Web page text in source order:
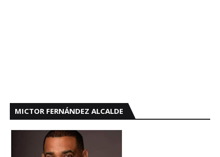
MICTOR FERNÁNDEZ ALCALDE